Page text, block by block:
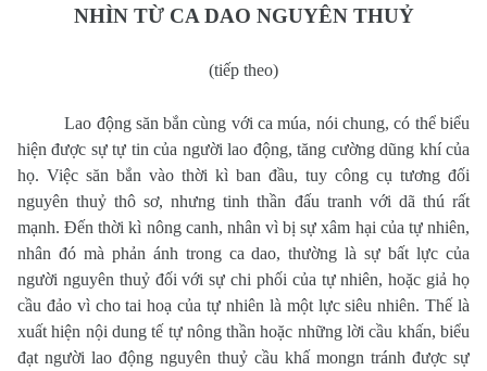
NHÌN TỪ CA DAO NGUYÊN THUỶ
(tiếp theo)
Lao động săn bắn cùng với ca múa, nói chung, có thể biểu
hiện được sự tự tin của người lao động, tăng cường dũng khí của
họ. Việc săn bắn vào thời kì ban đầu, tuy công cụ tương đối
nguyên thuỷ thô sơ, nhưng tinh thần đấu tranh với dã thú rất
mạnh. Đến thời kì nông canh, nhân vì bị sự xâm hại của tự nhiên,
nhân đó mà phản ánh trong ca dao, thường là sự bất lực của
người nguyên thuỷ đối với sự chi phối của tự nhiên, hoặc giả họ
cầu đảo vì cho tai hoạ của tự nhiên là một lực siêu nhiên. Thế là
xuất hiện nội dung tế tự nông thần hoặc những lời cầu khấn, biểu
đạt người lao động nguyên thuỷ cầu khấ mongn tránh được sự